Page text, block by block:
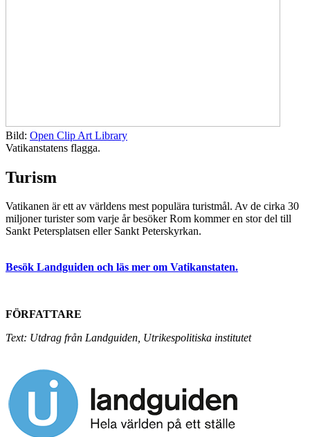
Bild: Open Clip Art Library
Vatikanstatens flagga.
Turism
Vatikanen är ett av världens mest populära turistmål. Av de cirka 30
miljoner turister som varje år besöker Rom kommer en stor del till
Sankt Petersplatsen eller Sankt Peterskyrkan.
Besök Landguiden och läs mer om Vatikanstaten.
FÖRFATTARE
Text: Utdrag från Landguiden, Utrikespolitiska institutet